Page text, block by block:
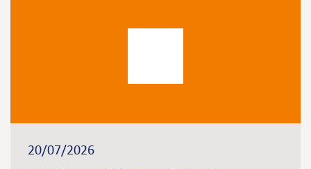
20/07/2026